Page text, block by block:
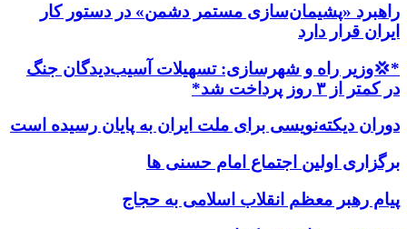
راهبرد «پشیمان‌سازی مستمر دشمن» در دستور کار
ایران قرار دارد
*💢وزیر راه و شهرسازی: تسهیلات آسیب‌دیدگان جنگ
در کمتر از ۳ روز پرداخت شد*
دوران دیکته‌نویسی برای ملت ایران به پایان رسیده است
برگزاری اولین اجتماع امام حسنی ها
پیام رهبر معظم انقلاب اسلامی به حجاج